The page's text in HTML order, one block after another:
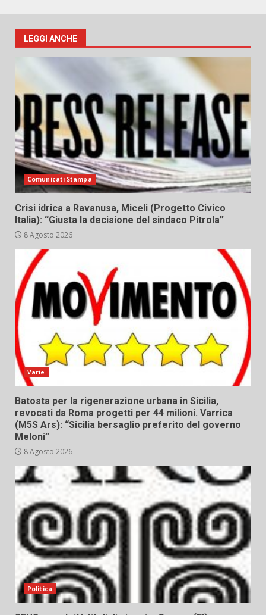
LEGGI ANCHE
Comunicati Stampa
Crisi idrica a Ravanusa, Miceli (Progetto Civico
Italia): “Giusta la decisione del sindaco Pitrola”
8 Agosto 2026
Varie
Batosta per la rigenerazione urbana in Sicilia,
revocati da Roma progetti per 44 milioni. Varrica
(M5S Ars): “Sicilia bersaglio preferito del governo
Meloni”
8 Agosto 2026
Politica